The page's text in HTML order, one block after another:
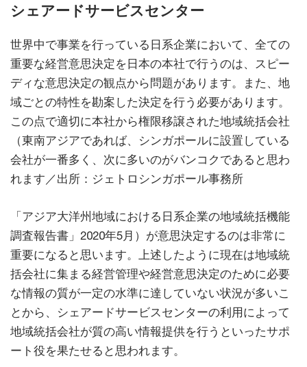
シェアードサービスセンター
世界中で事業を行っている日系企業において、全ての
重要な経営意思決定を日本の本社で行うのは、スピー
ディな意思決定の観点から問題があります。また、地
域ごとの特性を勘案した決定を行う必要があります。
この点で適切に本社から権限移譲された地域統括会社
（東南アジアであれば、シンガポールに設置している
会社が一番多く、次に多いのがバンコクであると思わ
れます／出所：ジェトロシンガポール事務所
「アジア大洋州地域における日系企業の地域統括機能
調査報告書」2020年5月）が意思決定するのは非常に
重要になると思います。上述したように現在は地域統
括会社に集まる経営管理や経営意思決定のために必要
な情報の質が一定の水準に達していない状況が多いこ
とから、シェアードサービスセンターの利用によって
地域統括会社が質の高い情報提供を行うといったサポ
ート役を果たせると思われます。